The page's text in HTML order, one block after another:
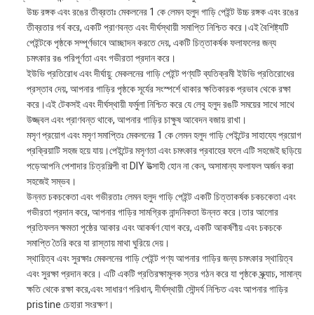
উচ্চ রঙ্গক এবং রঙের তীব্রতাঃ মেকলনের 1 কে লেমন হলুদ গাড়ি পেইন্ট উচ্চ রঙ্গক এবং রঙের
তীব্রতার গর্ব করে, একটি প্রাণবন্ত এবং দীর্ঘস্থায়ী সমাপ্তি নিশ্চিত করে।এই বৈশিষ্ট্যটি
পেইন্টকে পৃষ্ঠকে সম্পূর্ণভাবে আচ্ছাদন করতে দেয়, একটি চিত্তাকর্ষক ফলাফলের জন্য
চমৎকার রঙ পরিপূর্ণতা এবং গভীরতা প্রদান করে।
ইউভি প্রতিরোধ এবং দীর্ঘায়ু: মেকলনের গাড়ি পেইন্ট পণ্যটি ব্যতিক্রমী ইউভি প্রতিরোধের
প্রস্তাব দেয়, আপনার গাড়ির পৃষ্ঠকে সূর্যের সংস্পর্শে থাকার ক্ষতিকারক প্রভাব থেকে রক্ষা
করে।এই টেকসই এবং দীর্ঘস্থায়ী ফর্মুলা নিশ্চিত করে যে লেবু হলুদ রঙটি সময়ের সাথে সাথে
উজ্জ্বল এবং প্রাণবন্ত থাকে, আপনার গাড়ির চাক্ষুষ আবেদন বজায় রাখা।
মসৃণ প্রয়োগ এবং মসৃণ সমাপ্তিঃ মেকলনের 1 কে লেমন হলুদ গাড়ি পেইন্টের সাহায্যে প্রয়োগ
প্রক্রিয়াটি সহজ হয়ে যায়।পেইন্টের মসৃণতা এবং চমৎকার প্রবাহের ফলে এটি সহজেই ছড়িয়ে
পড়েআপনি পেশাদার চিত্রশিল্পী বা DIY উত্সাহী হোন না কেন, অসামান্য ফলাফল অর্জন করা
সহজেই সম্ভব।
উন্নত চকচকেতা এবং গভীরতাঃ লেমন হলুদ গাড়ি পেইন্ট একটি চিত্তাকর্ষক চকচকেতা এবং
গভীরতা প্রদান করে, আপনার গাড়ির সামগ্রিক নান্দনিকতা উন্নত করে।তার আলোর
প্রতিফলন ক্ষমতা পৃষ্ঠের আকার এবং আকর্ষণ যোগ করে, একটি আকর্ষণীয় এবং চকচকে
সমাপ্তি তৈরি করে যা রাস্তায় মাথা ঘুরিয়ে দেয়।
স্থায়িত্ব এবং সুরক্ষাঃ মেকলনের গাড়ি পেইন্ট পণ্য আপনার গাড়ির জন্য চমৎকার স্থায়িত্ব
এবং সুরক্ষা প্রদান করে। এটি একটি প্রতিরক্ষামূলক স্তর গঠন করে যা পৃষ্ঠকে স্ক্র্যাচ, সামান্য
ক্ষতি থেকে রক্ষা করে,এবং সাধারণ পরিধান, দীর্ঘস্থায়ী সৌন্দর্য নিশ্চিত এবং আপনার গাড়ির
pristine চেহারা সংরক্ষণ।